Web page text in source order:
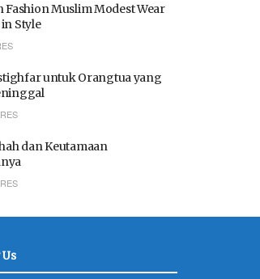
Fashion Muslim Modest Wear
Style
untuk Orangtua yang
dan Keutamaan